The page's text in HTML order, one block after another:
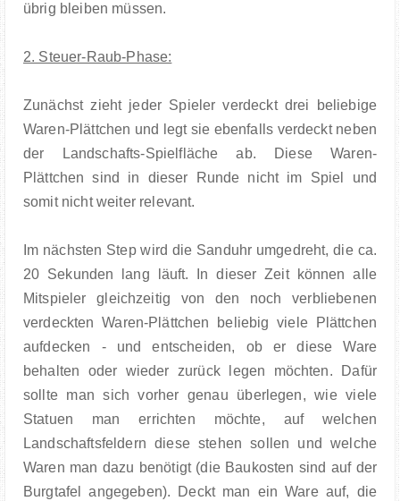
übrig bleiben müssen.
2. Steuer-Raub-Phase:
Zunächst zieht jeder Spieler verdeckt drei beliebige
Waren-Plättchen und legt sie ebenfalls verdeckt neben
der Landschafts-Spielfläche ab. Diese Waren-
Plättchen sind in dieser Runde nicht im Spiel und
somit nicht weiter relevant.
Im nächsten Step wird die Sanduhr umgedreht, die ca.
20 Sekunden lang läuft. In dieser Zeit können alle
Mitspieler gleichzeitig von den noch verbliebenen
verdeckten Waren-Plättchen beliebig viele Plättchen
aufdecken - und entscheiden, ob er diese Ware
behalten oder wieder zurück legen möchten. Dafür
sollte man sich vorher genau überlegen, wie viele
Statuen man errichten möchte, auf welchen
Landschaftsfeldern diese stehen sollen und welche
Waren man dazu benötigt (die Baukosten sind auf der
Burgtafel angegeben). Deckt man ein Ware auf, die